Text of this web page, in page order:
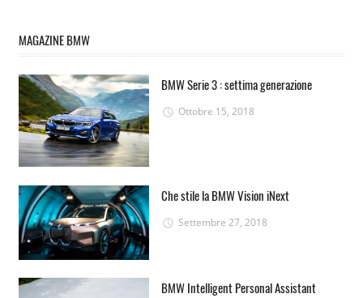
MAGAZINE BMW
BMW Serie 3 : settima generazione
Ottobre 15, 2018
Che stile la BMW Vision iNext
Settembre 27, 2018
BMW Intelligent Personal Assistant